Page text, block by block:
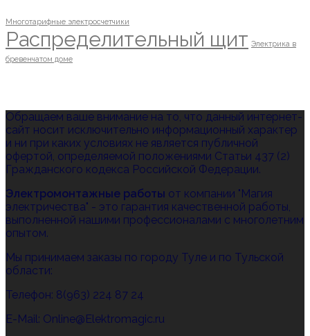
Многотарифные электросчетчики
Распределительный щит Электрика в
бревенчатом доме
Обращаем ваше внимание на то, что данный интернет-
сайт носит исключительно информационный характер
и ни при каких условиях не является публичной
офертой, определяемой положениями Статьи 437 (2)
Гражданского кодекса Российской Федерации.
Электромонтажные работы от компании "Магия
электричества" - это гарантия качественной работы,
выполненной нашими профессионалами с многолетним
опытом.
Мы принимаем заказы по городу Туле и по Тульской
области:
Телефон: 8(963) 224 87 24
E-Mail: Online@Elektromagic.ru